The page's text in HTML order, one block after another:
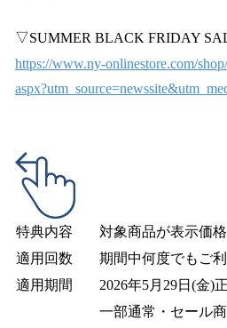
▽SUMMER BLACK FRIDAY
https://www.ny-onlinestore.com/
特典内容
対象商品が表示価
適用回数
期間中何度でもご
適用期間
2026年5月29日(金)
一部通常・セール